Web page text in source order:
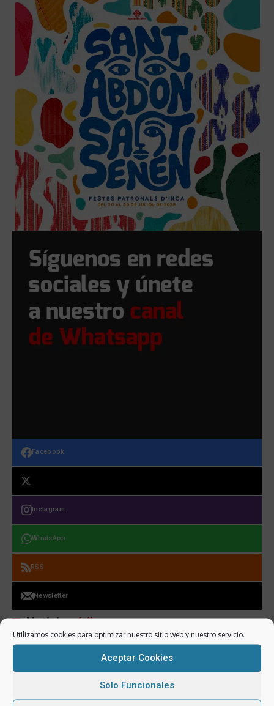
Utilizamos cookies para optimizar nuestro sitio web y nuestro servicio.
Aceptar Cookies
Solo Funcionales
Facebook
Instagram
WhatsApp
RSS
Newsletter
Noticiasútiles